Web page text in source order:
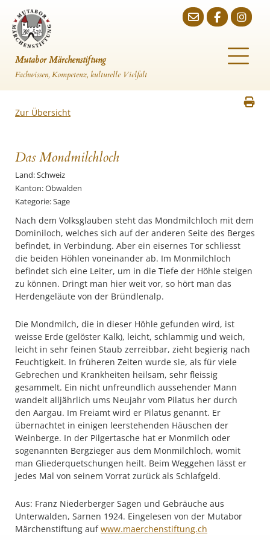
Mutabor Märchenstiftung
Fachwissen, Kompetenz, kulturelle Vielfalt
Zur Übersicht
Das Mondmilchloch
Land: Schweiz
Kanton: Obwalden
Kategorie: Sage
Dominiloch, welches sich auf der anderen Seite des Berges
befindet, in Verbindung. Aber ein eisernes Tor schliesst
die beiden Höhlen voneinander ab. Im Monmilchloch
befindet sich eine Leiter, um in die Tiefe der Höhle steigen
zu können. Dringt man hier weit vor, so hört man das
Herdengeläute von der Bründlenalp.
weisse Erde (gelöster Kalk), leicht, schlammig und weich,
leicht in sehr feinen Staub zerreibbar, zieht begierig nach
Feuchtigkeit. In früheren Zeiten wurde sie, als für viele
Gebrechen und Krankheiten heilsam, sehr fleissig
gesammelt. Ein nicht unfreundlich aussehender Mann
wandelt alljährlich ums Neujahr vom Pilatus her durch
den Aargau. Im Freiamt wird er Pilatus genannt. Er
übernachtet in einigen leerstehenden Häuschen der
Weinberge. In der Pilgertasche hat er Monmilch oder
sogenannten Bergzieger aus dem Monmilchloch, womit
man Gliederquetschungen heilt. Beim Weggehen lässt er
jedes Mal von seinem Vorrat zurück als Schlafgeld.
Aus: Franz Niederberger Sagen und Gebräuche aus
Unterwalden, Sarnen 1924. Eingelesen von der Mutabor
Märchenstiftung aufwww.maerchenstiftung.ch